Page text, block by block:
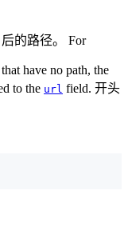
的路径。 For
have no path, the
to the url field. 开头